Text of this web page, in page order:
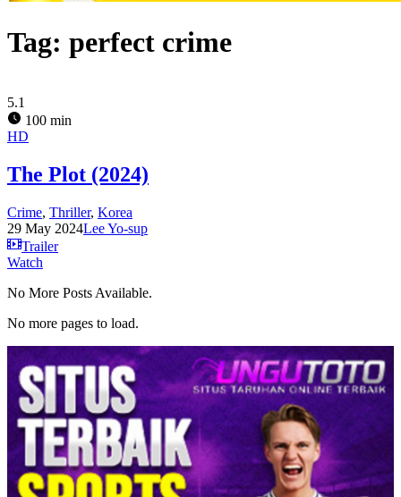
Tag: perfect crime
5.1
100 min
HD
The Plot (2024)
Crime, Thriller, Korea
29 May 2024Lee Yo-sup
Trailer
Watch
No More Posts Available.
No more pages to load.